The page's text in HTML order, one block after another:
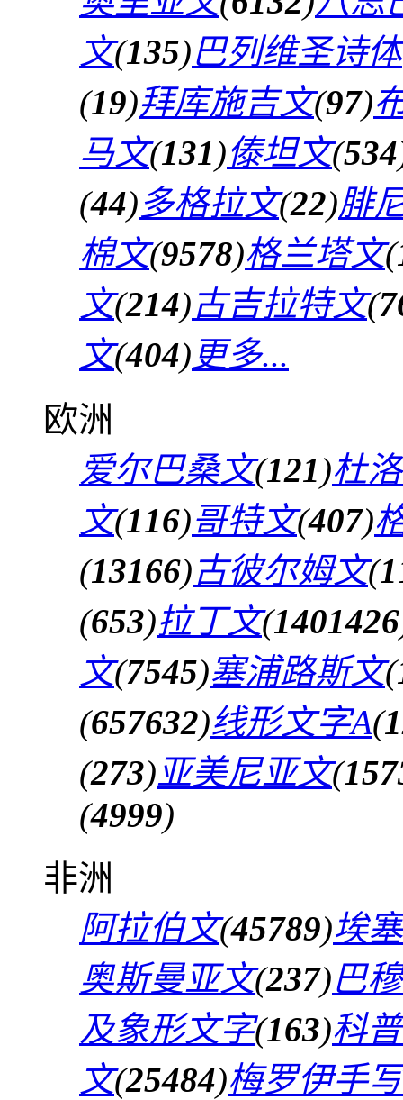
文(135)巴列维圣诗体
(19)拜库施吉文(97)
马文(131)傣坦文(534
(44)多格拉文(22)腓
棉文(9578)格兰塔文(
文(214)古吉拉特文(
文(404) 更多...
欧洲
爱尔巴桑文(121)杜
文(116)哥特文(407)
(13166)古彼尔姆文(
(653)拉丁文(1401426
文(7545)塞浦路斯文(
(657632)线形文字A(
(273)亚美尼亚文(
(4999)
非洲
阿拉伯文(45789)埃
奥斯曼亚文(237)巴
及象形文字(163)科
文(25484)梅罗伊手